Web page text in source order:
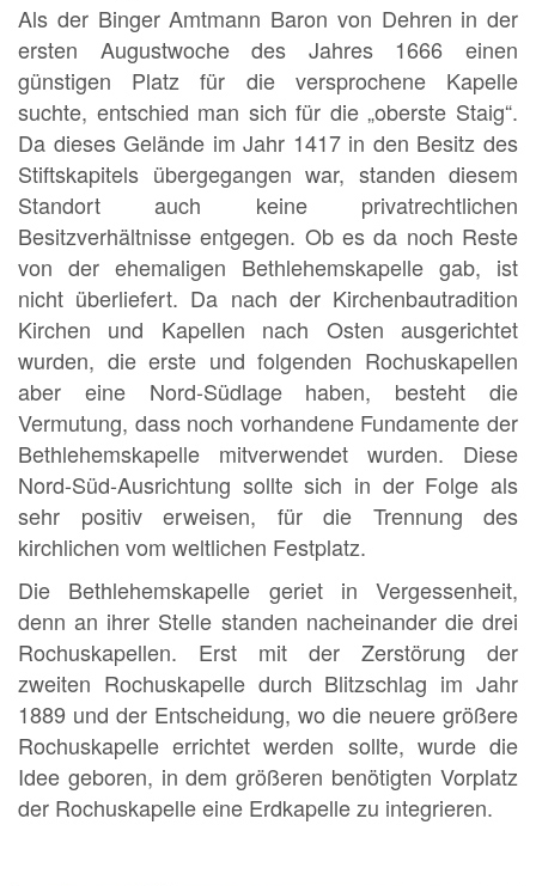
Als der Binger Amtmann Baron von Dehren in der
ersten Augustwoche des Jahres 1666 einen
günstigen Platz für die versprochene Kapelle
suchte, entschied man sich für die „oberste Staig“.
Da dieses Gelände im Jahr 1417 in den Besitz des
Stiftskapitels übergegangen war, standen diesem
Standort auch keine privatrechtlichen
Besitzverhältnisse entgegen. Ob es da noch Reste
von der ehemaligen Bethlehemskapelle gab, ist
nicht überliefert. Da nach der Kirchenbautradition
Kirchen und Kapellen nach Osten ausgerichtet
wurden, die erste und folgenden Rochuskapellen
aber eine Nord-Südlage haben, besteht die
Vermutung, dass noch vorhandene Fundamente der
Bethlehemskapelle mitverwendet wurden. Diese
Nord-Süd-Ausrichtung sollte sich in der Folge als
sehr positiv erweisen, für die Trennung des
kirchlichen vom weltlichen Festplatz.
Die Bethlehemskapelle geriet in Vergessenheit,
denn an ihrer Stelle standen nacheinander die drei
Rochuskapellen. Erst mit der Zerstörung der
zweiten Rochuskapelle durch Blitzschlag im Jahr
1889 und der Entscheidung, wo die neuere größere
Rochuskapelle errichtet werden sollte, wurde die
Idee geboren, in dem größeren benötigten Vorplatz
der Rochuskapelle eine Erdkapelle zu integrieren.